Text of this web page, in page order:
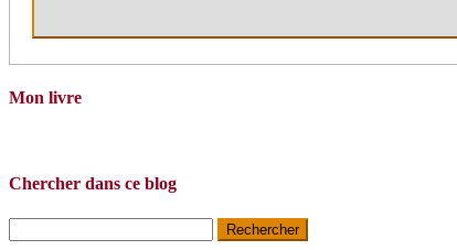
Mon livre
Chercher dans ce blog